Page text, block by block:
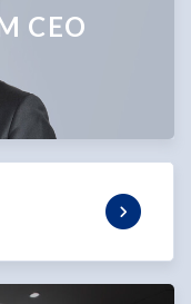
CEO